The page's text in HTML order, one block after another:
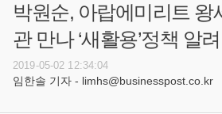
박원순, 아랍에미리트 왕
관 만나 ‘새활용’정책 알려
2019-05-02 12:34:04
임한솔 기자 - limhs@businesspost.co.kr